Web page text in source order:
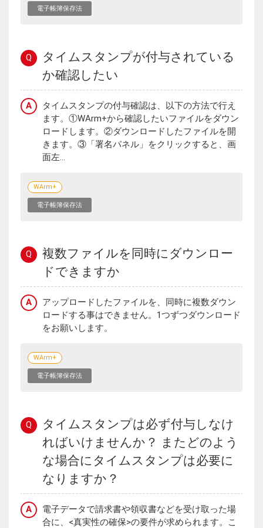
電子帳簿保存法
Q
タイムスタンプが付与されている
か確認したい
A
タイムスタンプの付与確認は、以下の方法で行え
ます。①WArm+から確認したいファイルをダウン
ロードします。②ダウンロードしたファイルを開
きます。③「署名パネル」をクリックすると、画
面左...
WArm+
電子帳簿保存法
Q
複数ファイルを同時にダウンロー
ドできますか
A
アップロードしたファイルを、同時に複数ダウン
ロードする事はできません。1つずつダウンロード
をお願いします。
WArm+
電子帳簿保存法
Q
タイムスタンプは必ず付与しなけ
ればいけませんか？ またどのよう
な場合にタイムスタンプは必要に
なりますか？
A
電子データで請求書や領収書などを受け取った場
合に、<真実性の確保>の要件が求められます。こ